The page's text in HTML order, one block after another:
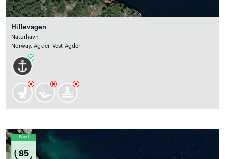
Hillevågen
Naturhavn
Norway, Agder, Vest-Agder
Wind
85